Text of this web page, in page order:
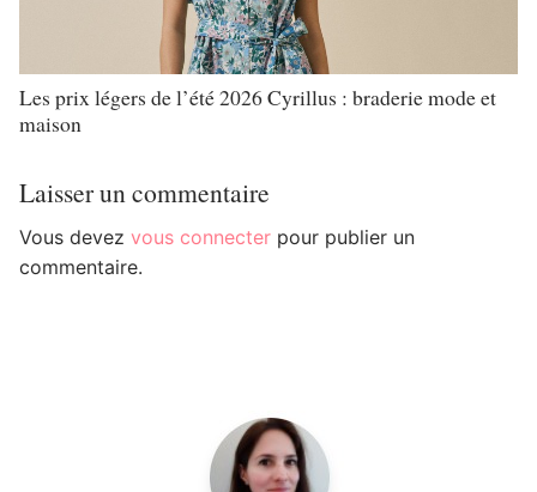
Les prix légers de l’été 2026 Cyrillus : braderie mode et
maison
Laisser un commentaire
Vous devez vous connecter pour publier un
commentaire.